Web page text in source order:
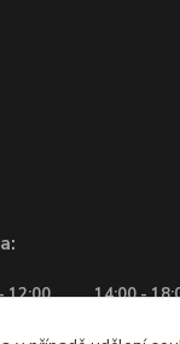
12:00
14:00 -